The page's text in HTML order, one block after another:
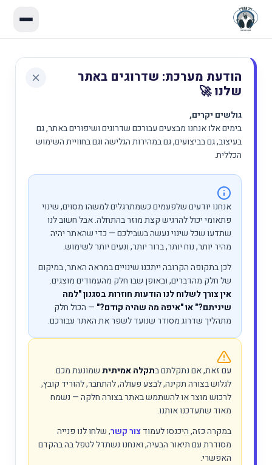
הודעת מערכת: שדרוגים באתר
שלנו 🚀
גולשים יקרים,
בימים אלו אנחנו מבצעים עבורכם שדרוגים ושיפורים באתר, גם
בעיצוב, גם בביצועים, גם במהירות הגלישה וגם בחוויית השימוש
הכללית.
אנחנו יודעים שלפעמים כשמתרגלים למשהו מסוים, שינוי
פתאומי יכול להרגיש קצת מוזר בהתחלה. אבל חשוב לנו
שתדעו שכל שינוי נעשה בשבילכם — כדי שהאתר יהיה
מהיר יותר, נוח יותר, ברור יותר, ונעים יותר לשימוש.
לכן בתקופה הקרובה ייתכנו שינויים במראה האתר, במיקום
של חלק מהדברים, ובאופן שבו חלק מהעמודים מוצגים.
אין צורך לשלוח לנו הודעות חוזרות בסגנון "למה
שיניתם?" או "איפה מה שהיה קודם?" — הכול חלק
מתהליך שדרוג מסודר שנועד לשפר את האתר עבורכם.
עם זאת, אם נתקלתם בתקלה אמיתיתשמונעת מכם
לגלוש בצורה תקינה, לבצע פעולה, להתחבר, להוריד קובץ,
לרכוש מוצר או להשתמש באתר בצורה חלקה — נשמח
מאוד שתעדכנו אותנו.
במקרה כזה, היכנסו לעמודצור קשר, שלחו לנו פנייה
מסודרת עם תיאור הבעיה, ואנחנו נשתדל לטפל בה בהקדם
האפשרי.